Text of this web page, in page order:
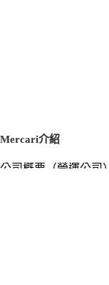
Mercari介紹
公司概要（營運公司）